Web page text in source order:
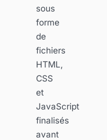
sous
forme
de
fichiers
HTML,
CSS
et
JavaScript
finalisés
avant